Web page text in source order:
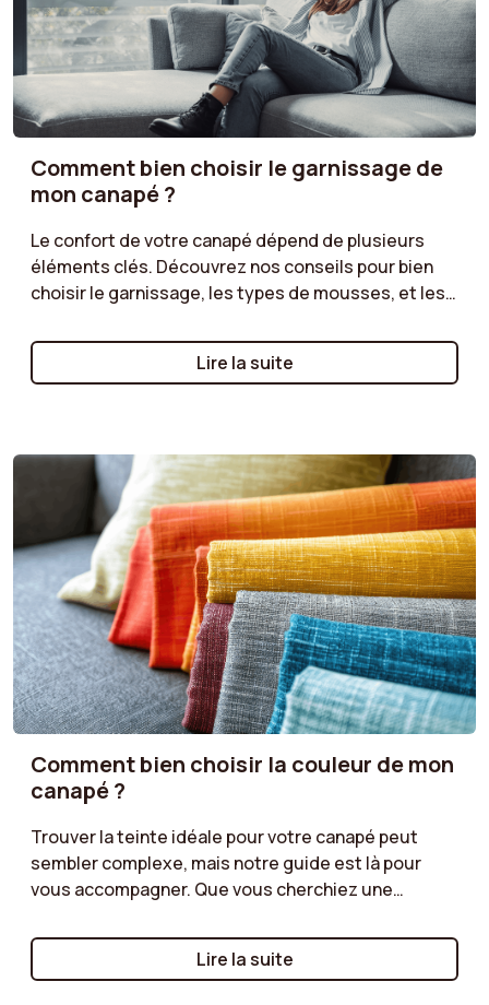
Comment bien choisir le garnissage de
mon canapé ?
Le confort de votre canapé dépend de plusieurs
éléments clés. Découvrez nos conseils pour bien
choisir le garnissage, les types de mousses, et les
Préférez-vous une assise moelleuse ou plus ferme
? Offrez-vous un confort optimal grâce à un choix
Lire la suite
Comment bien choisir la couleur de mon
canapé ?
Trouver la teinte idéale pour votre canapé peut
sembler complexe, mais notre guide est là pour
vous accompagner. Que vous cherchiez une
une teinte plus audacieuse pour dynamiser votre
salon, découvrez nos conseils pour harmoniser
Lire la suite